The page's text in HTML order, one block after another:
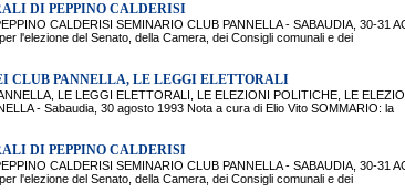
DI PEPPINO CALDERISI
CALDERISI SEMINARIO CLUB PANNELLA - SABAUDIA, 30-31
l'elezione del Senato, della Camera, dei Consigli comunali e dei
CLUB PANNELLA, LE LEGGI ELETTORALI
LE LEGGI ELETTORALI, LE ELEZIONI POLITICHE, LE
- Sabaudia, 30 agosto 1993 Nota a cura di Elio Vito SOMMARIO: la
DI PEPPINO CALDERISI
CALDERISI SEMINARIO CLUB PANNELLA - SABAUDIA, 30-31
l'elezione del Senato, della Camera, dei Consigli comunali e dei